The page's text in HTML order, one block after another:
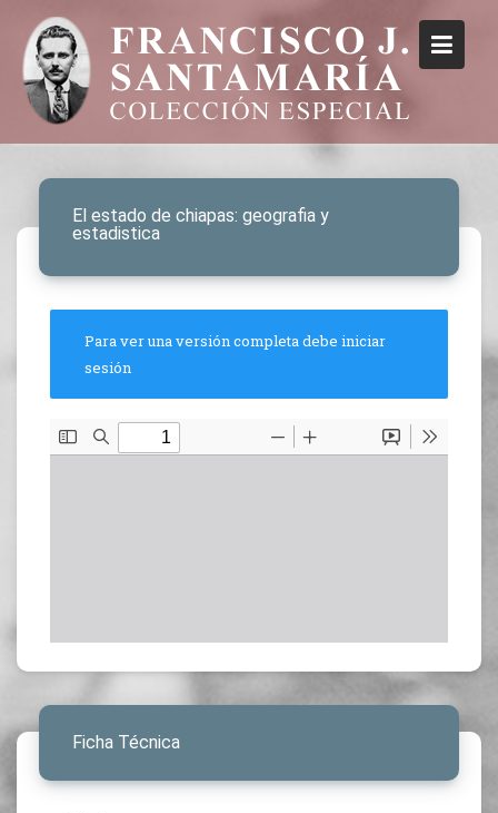
El estado de chiapas: geografia y
estadistica
Para ver una versión completa debe iniciar
sesión
Ficha Técnica